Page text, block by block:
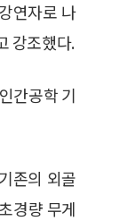
연자로 나
강조했다.
간공학 기
존의 외골
경량 무게